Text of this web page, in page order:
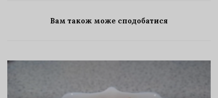
Вам також може сподобатися